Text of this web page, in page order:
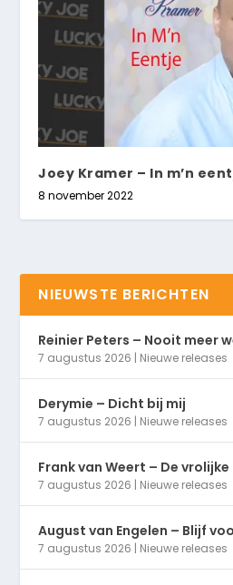
Joey Kramer – In m’n
8 november 2022
NIEUWSTE BERICHTEN
Reinier Peters – Nooit meer
7 augustus 2026 | Nieuwe releases
Derymie – Dicht bij mij
7 augustus 2026 | Nieuwe releases
Frank van Weert – De
7 augustus 2026 | Nieuwe releases
August van Engelen – Blijf
7 augustus 2026 | Nieuwe releases